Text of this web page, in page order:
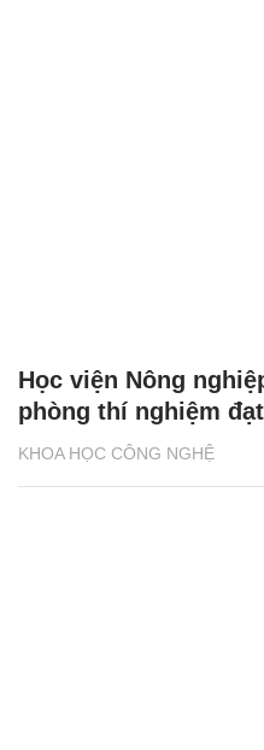
KHOA HỌC CÔNG NGHỆ
Học viện Nông
phòng thí nghiệm